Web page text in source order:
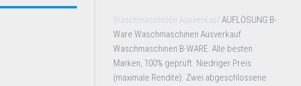
Waschmaschinen Ausverkauf AUFLÖSUNG B-
Ware Waschmaschinen Ausverkauf
Waschmaschinen B-WARE. Alle besten
Marken, 100% geprüft. Niedriger Preis
(maximale Rendite). Zwei abgeschlossene